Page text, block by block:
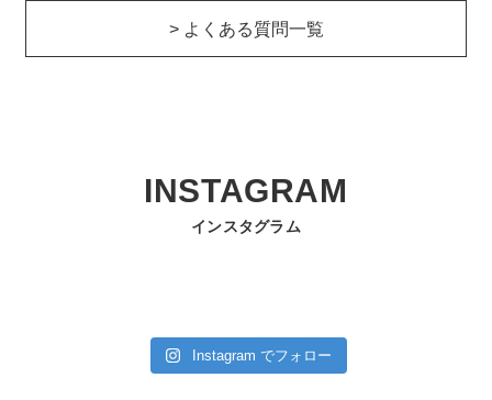
> よくある質問一覧
INSTAGRAM
インスタグラム
Instagram でフォロー